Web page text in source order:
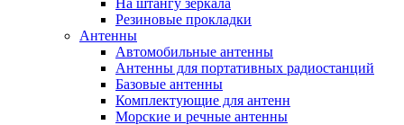
На штангу зеркала
Резиновые прокладки
Антенны
Автомобильные антенны
Антенны для портативных радиостанций
Базовые антенны
Комплектующие для антенн
Морские и речные антенны